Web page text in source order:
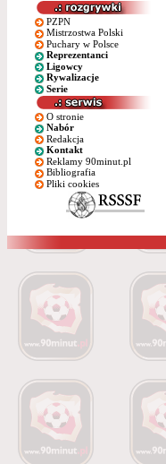
PZPN
Mistrzostwa Polski
Puchary w Polsce
Reprezentanci
Ligowcy
Rywalizacje
Serie
O stronie
Nabór
Redakcja
Kontakt
Reklamy 90minut.pl
Bibliografia
Pliki cookies